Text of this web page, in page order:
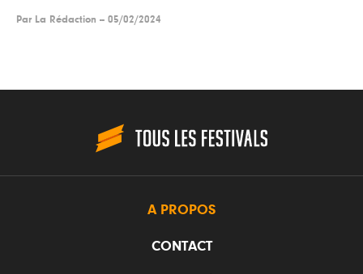
Par La Rédaction -- 05/02/2024
A PROPOS
CONTACT